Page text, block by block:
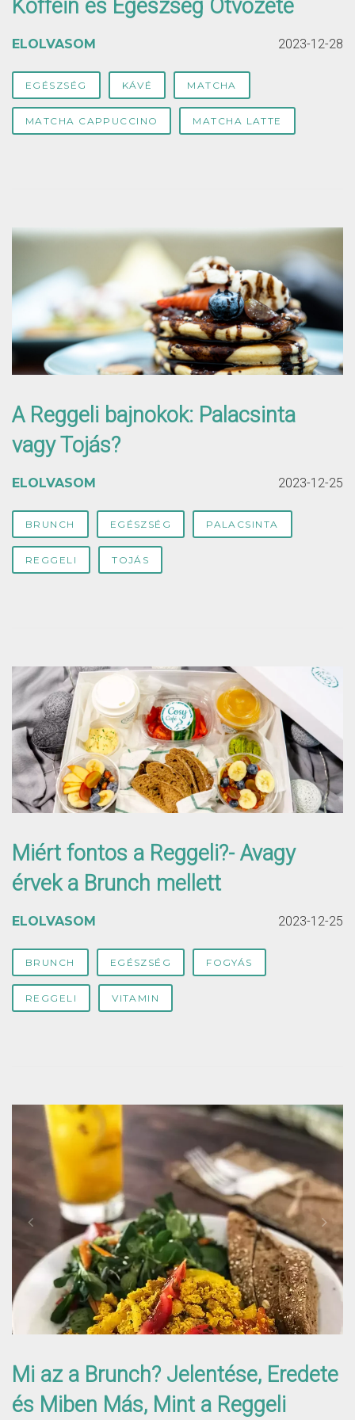
Koffein és Egészség Ötvözete
ELOLVASOM 2023-12-28
EGÉSZSÉG KÁVÉ MATCHA
MATCHA CAPPUCCINO MATCHA LATTE
A Reggeli bajnokok: Palacsinta
vagy Tojás?
ELOLVASOM 2023-12-25
BRUNCH EGÉSZSÉG PALACSINTA
REGGELI TOJÁS
Miért fontos a Reggeli?- Avagy
érvek a Brunch mellett
ELOLVASOM 2023-12-25
BRUNCH EGÉSZSÉG FOGYÁS
REGGELI VITAMIN
Mi az a Brunch? Jelentése, Eredete
és Miben Más, Mint a Reggeli